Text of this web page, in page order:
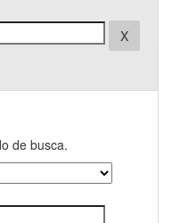
de busca.